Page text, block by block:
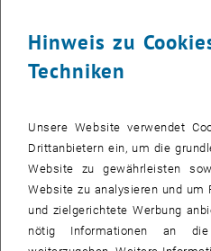
Abbildung 1: Die spezielle
besondere Bahndrehimpuls
von…
Abbildung 1: Die spezielle
Große Pläne
Das neue Interferometer soll nun
Materialforschung, der typischen
Hinweis zu
Techniken
Unsere Website verwendet
Drittanbietern ein, um die
Website zu gewährleisten
Website zu analysieren und um
und zielgerichtete Werbung
nötig Informationen an die